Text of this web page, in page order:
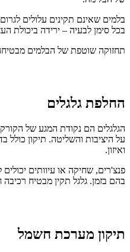
בלמים שאינם תקינים עלולים
בכל סימן לבעיה – ירידה ביכולת
תחזוקה שוטפת של הבלמים
החלפת גלגלים
הגלגלים הם נקודת המגע של
על היציבות והשליטה. תיקון כולל
ואיזון.
פנצ'רים, שחיקה או עיוותים
בהם בזמן. גלגל תקין מבטיח
תיקון מערכת חשמל